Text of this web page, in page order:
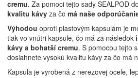
cremu. Za pomoci tejto sady SEALPOD
kvalitu kávy za čo má naše
Výhodou oproti plastovým kapsulám je
tlak vo vnútri kapsule, čo má za následok
kávy a bohatší cremu. S pomocou tejto
dosiahnete vysokú kvalitu kávy za čo má
Kapsula je vyrobená z nerezovej ocele,